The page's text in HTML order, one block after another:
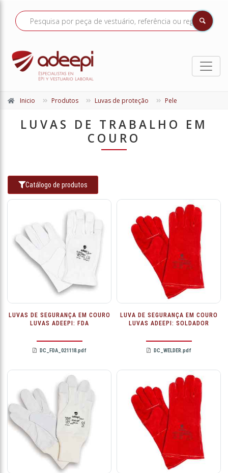
Inicio Produtos Luvas de proteção Pele
LUVAS DE TRABALHO EM
COURO
Catálogo de produtos
LUVAS DE SEGURANÇA EM COURO
LUVAS ADEEPI: FDA
DC_FDA_021118.pdf
LUVA DE SEGURANÇA EM COURO
LUVAS ADEEPI: SOLDADOR
DC_WELDER.pdf